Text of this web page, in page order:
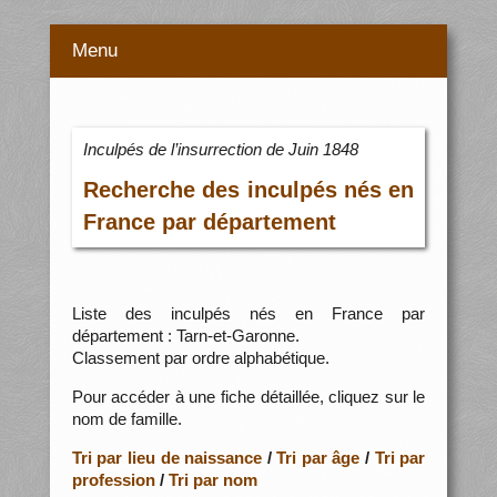
Menu
Inculpés de l’insurrection de Juin 1848
Recherche des inculpés nés en
France par département
Liste des inculpés nés en France par
département : Tarn-et-Garonne.
Classement par ordre alphabétique.
Pour accéder à une fiche détaillée, cliquez sur le
nom de famille.
Tri par lieu de naissance /Tri par âge / Tri par
profession/ Tri par nom